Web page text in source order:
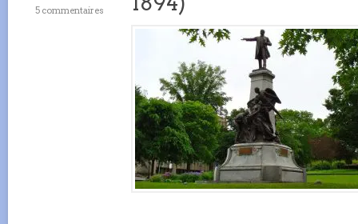
5 commentaires